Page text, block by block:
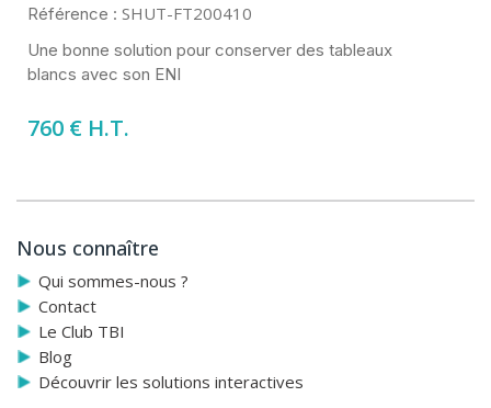
Référence : SHUT-FT200410
Une bonne solution pour conserver des tableaux
blancs avec son ENI
760 € H.T.
Nous connaître
Qui sommes-nous ?
Contact
Le Club TBI
Blog
Découvrir les solutions interactives